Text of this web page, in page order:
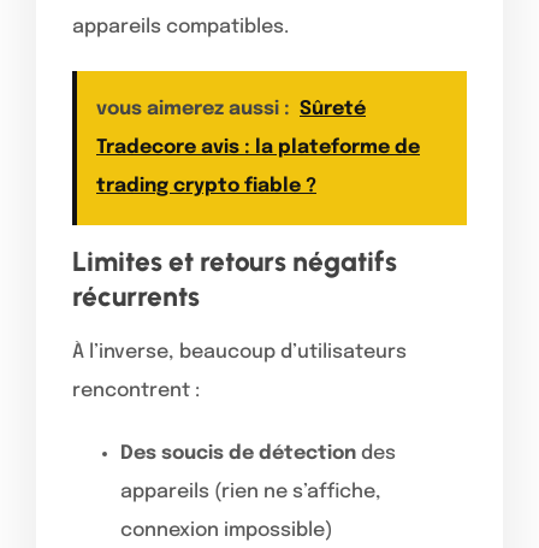
appareils compatibles.
vous aimerez aussi : Sûreté
Tradecore avis : la plateforme de
trading crypto fiable ?
Limites et retours négatifs
récurrents
À l’inverse, beaucoup d’utilisateurs
rencontrent :
Des soucis de détection des
appareils (rien ne s’affiche,
connexion impossible)